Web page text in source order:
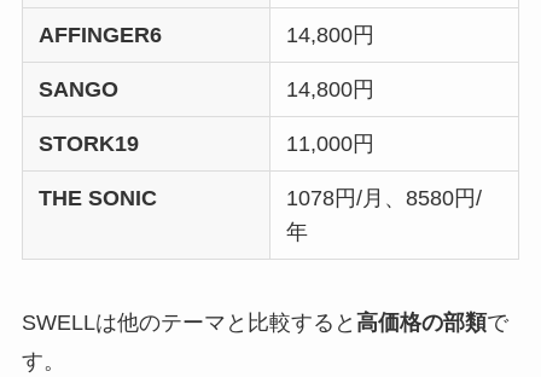
AFFINGER6 14,800円
SANGO 14,800円
STORK19 11,000円
THE SONIC
1078円/月、8580円/
年
SWELLは他のテーマと比較すると 高価格の部類で
す。